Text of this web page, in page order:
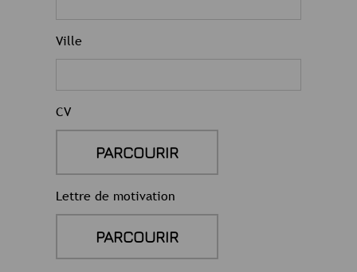
Ville
CV
Lettre de motivation